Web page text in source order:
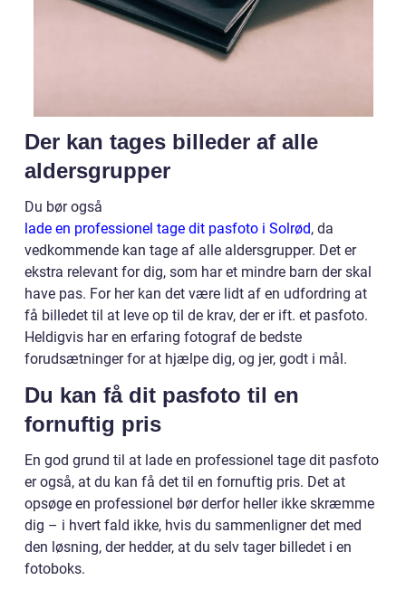
Der kan tages billeder af alle
aldersgrupper
Du bør også
lade en professionel tage dit pasfoto i Solrød, da
vedkommende kan tage af alle aldersgrupper. Det er
ekstra relevant for dig, som har et mindre barn der skal
have pas. For her kan det være lidt af en udfordring at
få billedet til at leve op til de krav, der er ift. et pasfoto.
Heldigvis har en erfaring fotograf de bedste
forudsætninger for at hjælpe dig, og jer, godt i mål.
Du kan få dit pasfoto til en
fornuftig pris
En god grund til at lade en professionel tage dit pasfoto
er også, at du kan få det til en fornuftig pris. Det at
opsøge en professionel bør derfor heller ikke skræmme
dig – i hvert fald ikke, hvis du sammenligner det med
den løsning, der hedder, at du selv tager billedet i en
fotoboks.